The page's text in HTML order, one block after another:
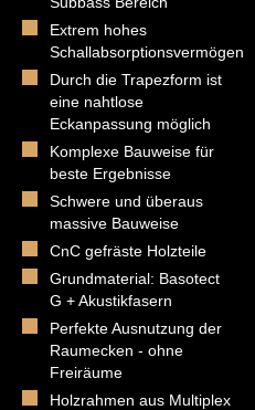
Extrem hohes
Schallabsorptionsvermögen
Durch die Trapezform ist
eine nahtlose
Eckanpassung möglich
Komplexe Bauweise für
beste Ergebnisse
Schwere und überaus
massive Bauweise
CnC gefräste Holzteile
Grundmaterial: Basotect
G + Akustikfasern
Perfekte Ausnutzung der
Raumecken - ohne
Freiräume
Holzrahmen aus Multiplex